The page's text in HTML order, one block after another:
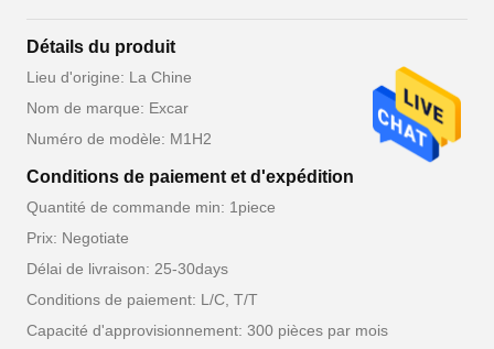
Détails du produit
Lieu d'origine: La Chine
Nom de marque: Excar
Numéro de modèle: M1H2
Conditions de paiement et d'expédition
Quantité de commande min: 1piece
Prix: Negotiate
Délai de livraison: 25-30days
Conditions de paiement: L/C, T/T
Capacité d'approvisionnement: 300 pièces par mois